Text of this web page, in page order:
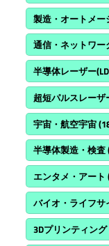
製造・オートメー
通信・ネットワー
半導体レーザー
超短パルスレーザ
宇宙・航空宇宙
半導体製造・検査
エンタメ・アート
バイオ・ライフサ
3Dプリンティング